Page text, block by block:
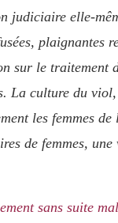
judiciaire elle-
plaignantes
sur le traitement
La culture du
les femmes
de femmes,
sans suite